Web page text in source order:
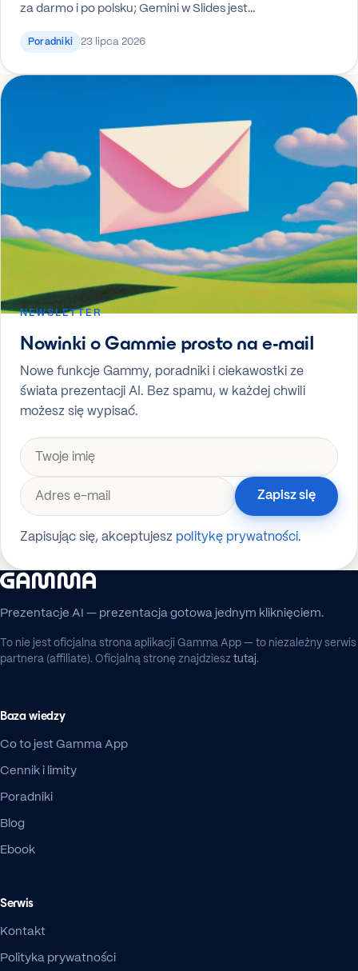
za darmo i po polsku; Gemini w Slides jest…
Poradniki 23 lipca 2026
NEWSLETTER
Nowinki o Gammie prosto na e-mail
Nowe funkcje Gammy, poradniki i ciekawostki ze
świata prezentacji AI. Bez spamu, w każdej chwili
możesz się wypisać.
Zapisz się
Zapisując się, akceptujesz politykę prywatności.
Prezentacje AI — prezentacja gotowa jednym kliknięciem.
To nie jest oficjalna strona aplikacji Gamma App — to niezależny serwis
partnera (affiliate). Oficjalną stronę znajdziesz tutaj .
Baza wiedzy
Co to jest Gamma App
Cennik i limity
Poradniki
Blog
Ebook
Serwis
Kontakt
Polityka prywatności